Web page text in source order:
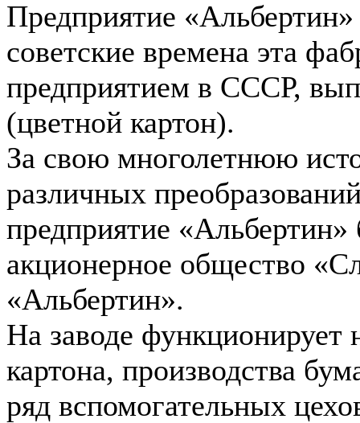
Предприятие
советские времена эта
предприятием в СССР,
(цветной картон).
За свою многолетнюю
различных
предприятие
акционерное общество
«Альбертин».
На заводе функционирует
картона, производства
ряд вспомогательных